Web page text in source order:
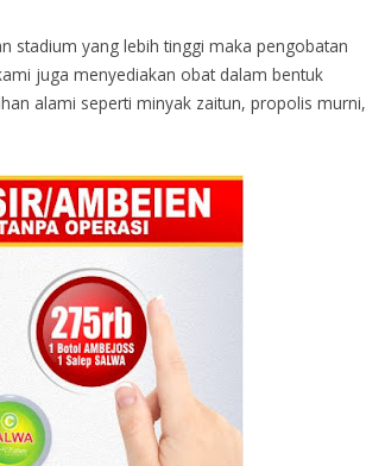
stadium yang lebih tinggi maka pengobatan
juga menyediakan obat dalam bentuk
alami seperti minyak zaitun, propolis murni,